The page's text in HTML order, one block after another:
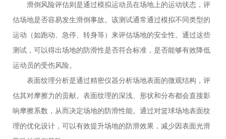
滑倒风险评估则是通过模拟运动员在场地上的运动状态，评
估场地是否容易发生滑倒事故。该测试通常通过模拟不同类型的
运动（如跑动、急停、转身等）来评估场地的安全性。通过这些
测试，可以得出场地的防滑性是否符合标准，是否能够有效降低
运动员的受伤风险。
表面纹理分析是通过精密仪器分析场地表面的微观结构，评
估其对摩擦力的贡献。表面纹理的深浅、形状和分布都会直接影
响摩擦系数，从而决定场地的防滑性能。通过对篮球场地表面纹
理的优化设计，可以有效提升场地的防滑效果，减少因表面光滑